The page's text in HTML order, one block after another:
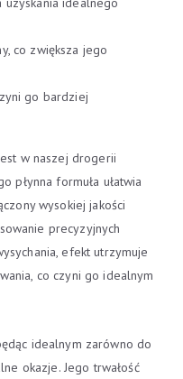
co zwiększa jego
go bardziej
w naszej drogerii
płynna formuła ułatwia
wysokiej jakości
precyzyjnych
efekt utrzymuje
co czyni go idealnym
idealnym zarówno do
okazje. Jego trwałość